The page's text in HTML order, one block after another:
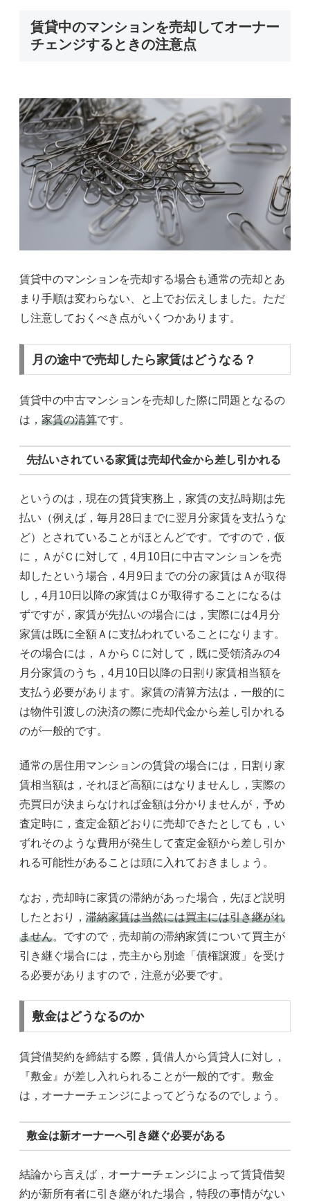
賃貸中のマンションを売却してオーナー
チェンジするときの注意点
賃貸中のマンションを売却する場合も通常の売却とあ
まり手順は変わらない、と上でお伝えしました。ただ
し注意しておくべき点がいくつかあります。
月の途中で売却したら家賃はどうなる？
賃貸中の中古マンションを売却した際に問題となるの
は， 家賃の清算です。
先払いされている家賃は売却代金から差し引かれる
というのは，現在の賃貸実務上，家賃の支払時期は先
払い（例えば，毎月28日までに翌月分家賃を支払うな
ど）とされていることがほとんどです。ですので，仮
に，ＡがＣに対して，4月10日に中古マンションを売
却したという場合，4月9日までの分の家賃はＡが取得
し，4月10日以降の家賃はＣが取得することになるは
ずですが，家賃が先払いの場合には，実際には4月分
家賃は既に全額Ａに支払われていることになります。
その場合には，ＡからＣに対して，既に受領済みの4
月分家賃のうち，4月10日以降の日割り家賃相当額を
支払う必要があります。家賃の清算方法は，一般的に
は物件引渡しの決済の際に売却代金から差し引かれる
のが一般的です。
通常の居住用マンションの賃貸の場合には，日割り家
賃相当額は，それほど高額にはなりませんし，実際の
売買日が決まらなければ金額は分かりませんが，予め
査定時に，査定金額どおりに売却できたとしても，い
ずれそのような費用が発生して査定金額から差し引か
れる可能性があることは頭に入れておきましょう。
なお，売却時に家賃の滞納があった場合，先ほど説明
したとおり， 滞納家賃は当然には買主には引き継がれ
ません。ですので，売却前の滞納家賃について買主が
引き継ぐ場合には，売主から別途「債権譲渡」を受け
る必要がありますので，注意が必要です。
敷金はどうなるのか
賃貸借契約を締結する際，賃借人から賃貸人に対し，
『敷金』が差し入れられることが一般的です。敷金
は，オーナーチェンジによってどうなるのでしょう。
敷金は新オーナーへ引き継ぐ必要がある
結論から言えば，オーナーチェンジによって賃貸借契
約が新所有者に引き継がれた場合，特段の事情がない